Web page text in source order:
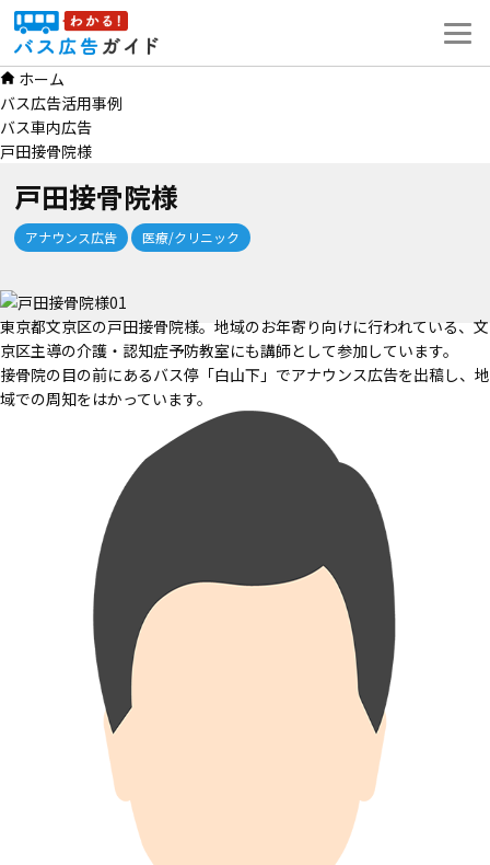
ン
ツ
へ
ス
ホーム
バス広告活用事例
バス車内広告
戸田接骨院様
戸田接骨院様
アナウンス広告 医療/クリニック
東京都文京区の戸田接骨院様。地域のお年寄り向けに行われている、文
京区主導の介護・認知症予防教室にも講師として参加しています。
接骨院の目の前にあるバス停「白山下」でアナウンス広告を出稿し、地
域での周知をはかっています。